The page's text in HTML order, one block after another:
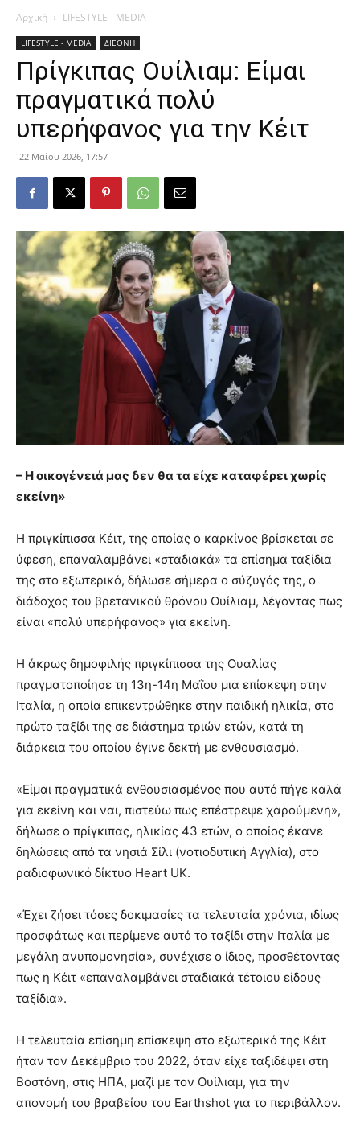
Αρχική LIFESTYLE - MEDIA
LIFESTYLE - MEDIA ΔΙΕΘΝΗ
Πρίγκιπας Ουίλιαμ: Είμαι
πραγματικά πολύ
υπερήφανος για την Κέιτ
22 Μαΐου 2026, 17:57
– Η οικογένειά μας δεν θα τα είχε καταφέρει χωρίς
εκείνη»
Η πριγκίπισσα Κέιτ, της οποίας ο καρκίνος βρίσκεται σε
ύφεση, επαναλαμβάνει «σταδιακά» τα επίσημα ταξίδια
της στο εξωτερικό, δήλωσε σήμερα ο σύζυγός της, ο
διάδοχος του βρετανικού θρόνου Ουίλιαμ, λέγοντας πως
είναι «πολύ υπερήφανος» για εκείνη.
Η άκρως δημοφιλής πριγκίπισσα της Ουαλίας
πραγματοποίησε τη 13η-14η Μαΐου μια επίσκεψη στην
Ιταλία, η οποία επικεντρώθηκε στην παιδική ηλικία, στο
πρώτο ταξίδι της σε διάστημα τριών ετών, κατά τη
διάρκεια του οποίου έγινε δεκτή με ενθουσιασμό.
«Είμαι πραγματικά ενθουσιασμένος που αυτό πήγε καλά
για εκείνη και ναι, πιστεύω πως επέστρεψε χαρούμενη»,
δήλωσε ο πρίγκιπας, ηλικίας 43 ετών, ο οποίος έκανε
δηλώσεις από τα νησιά Σίλι (νοτιοδυτική Αγγλία), στο
ραδιοφωνικό δίκτυο Heart UK.
«Έχει ζήσει τόσες δοκιμασίες τα τελευταία χρόνια, ιδίως
προσφάτως και περίμενε αυτό το ταξίδι στην Ιταλία με
μεγάλη ανυπομονησία», συνέχισε ο ίδιος, προσθέτοντας
πως η Κέιτ «επαναλαμβάνει σταδιακά τέτοιου είδους
ταξίδια».
Η τελευταία επίσημη επίσκεψη στο εξωτερικό της Κέιτ
ήταν τον Δεκέμβριο του 2022, όταν είχε ταξιδέψει στη
Βοστόνη, στις ΗΠΑ, μαζί με τον Ουίλιαμ, για την
απονομή του βραβείου του Earthshot για το περιβάλλον.